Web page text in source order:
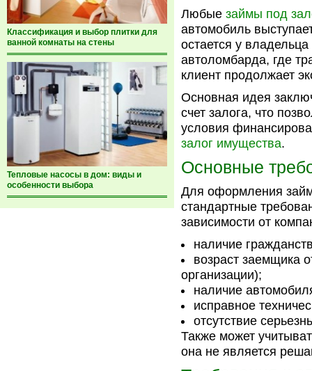
Классификация и выбор плитки для
ванной комнаты на стены
Тепловые насосы в дом: виды и
особенности выбора
Любые займы под
автомобиль
остается у
автоломбарда, где
клиент продолжает
Основная идея
счет залога, что
условия
залог имущества.
Основные
Для оформления
стандартные
зависимости от
наличие
возраст заемщика
организации);
наличие
исправное
отсутствие
Также может
она не является